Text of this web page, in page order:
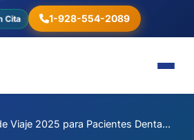
Cita 1-928-554-2089
Viaje 2025 para Pacientes Denta...